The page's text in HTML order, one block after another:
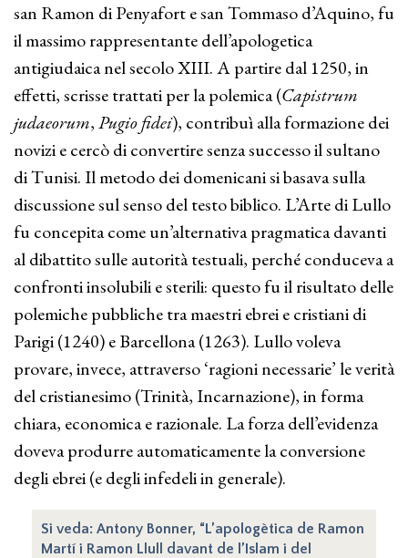
san Ramon di Penyafort e san Tommaso d’Aquino, fu
il massimo rappresentante dell’apologetica
antigiudaica nel secolo XIII. A partire dal 1250, in
effetti, scrisse trattati per la polemica (Capistrum
judaeorum,Pugio fidei), contribuì alla formazione dei
novizi e cercò di convertire senza successo il sultano
di Tunisi. Il metodo dei domenicani si basava sulla
discussione sul senso del testo biblico. L’Arte di Lullo
fu concepita come un’alternativa pragmatica davanti
al dibattito sulle autorità testuali, perché conduceva a
confronti insolubili e sterili: questo fu il risultato delle
polemiche pubbliche tra maestri ebrei e cristiani di
Parigi (1240) e Barcellona (1263). Lullo voleva
provare, invece, attraverso ‘ragioni necessarie’ le verità
del cristianesimo (Trinità, Incarnazione), in forma
chiara, economica e razionale. La forza dell’evidenza
doveva produrre automaticamente la conversione
degli ebrei (e degli infedeli in generale).
Si veda: Antony Bonner, “L’apologètica de Ramon
Martí i Ramon Llull davant de l’Islam i del